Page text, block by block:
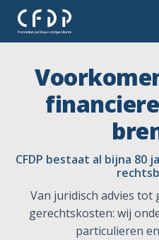
CFDP bestaat al bijna 80
Van juridisch advies tot
gerechtskosten: wij
particulieren